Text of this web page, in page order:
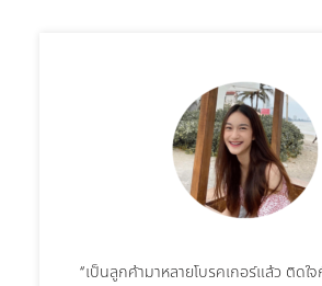
“เป็นลูกค้ามาหลายโบรคเกอร์แล้ว ติด